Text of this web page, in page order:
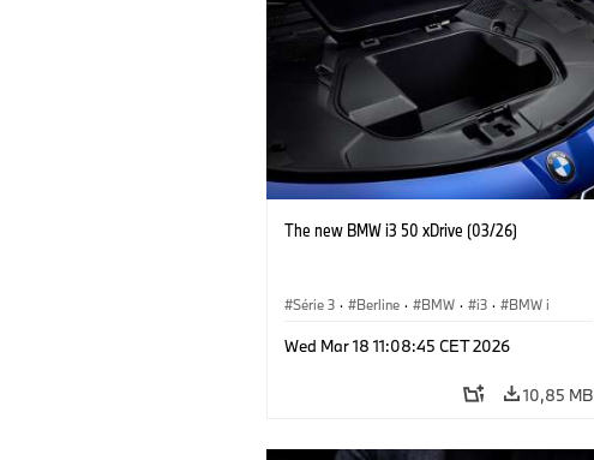
The new BMW i3 50 xDrive (03/26)
Série 3 · Berline · BMW · i3 · BMW i
Wed Mar 18 11:08:45 CET 2026
10,85 MB